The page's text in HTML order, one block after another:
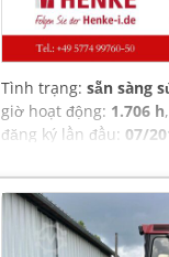
Tình trạng: sẵn sàng
giờ hoạt động: 1.706 h
đăng ký lần đầu: 07/
không khí,